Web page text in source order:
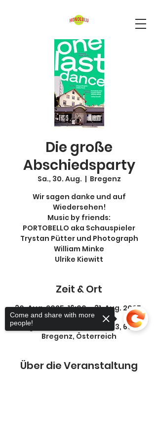
Die große
Abschiedsparty
Sa., 30. Aug.
  |
Bregenz
Wir sagen danke und auf
Wiedersehen!
Music by friends:
PORTOBELLO aka Schauspieler
Trystan Pütter und Photograph
William Minke
Ulrike Kiewitt
Zeit & Ort
30. Aug. 2025, 16:00 – 31. Aug. 2025,
22:00
Bregenz, Montfortstraße 13, 6900
Bregenz, Österreich
Über die Veranstaltung
Come and share with more
people!